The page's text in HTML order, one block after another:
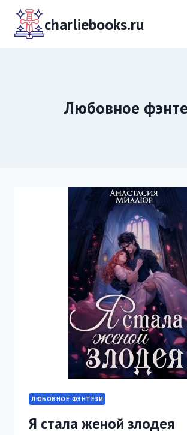
Перейти
содержимомуcharliebooks.ru
Любовное
ЛЮБОВНОЕ ФЭНТЕЗИ
Я стала женой злодея